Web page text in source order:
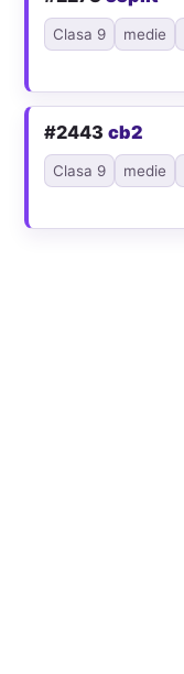
Clasa 9 medie
#2443cb2
Clasa 9 medie